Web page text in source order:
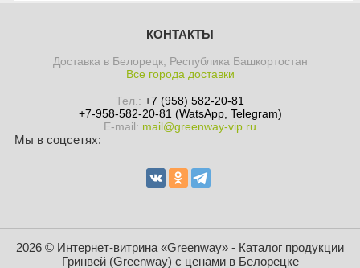
КОНТАКТЫ
Доставка в Белорецк, Республика Башкортостан
Все города доставки
Тел.: +7 (958) 582-20-81
+7-958-582-20-81 (WatsApp, Telegram)
E-mail: mail@greenway-vip.ru
Мы в соцсетях:
2026 © Интернет-витрина «Greenway» - Каталог продукции
Гринвей (Greenway) с ценами в Белорецке